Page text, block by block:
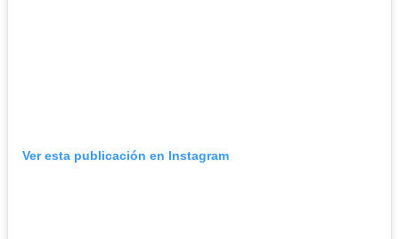
Ver esta publicación en Instagram